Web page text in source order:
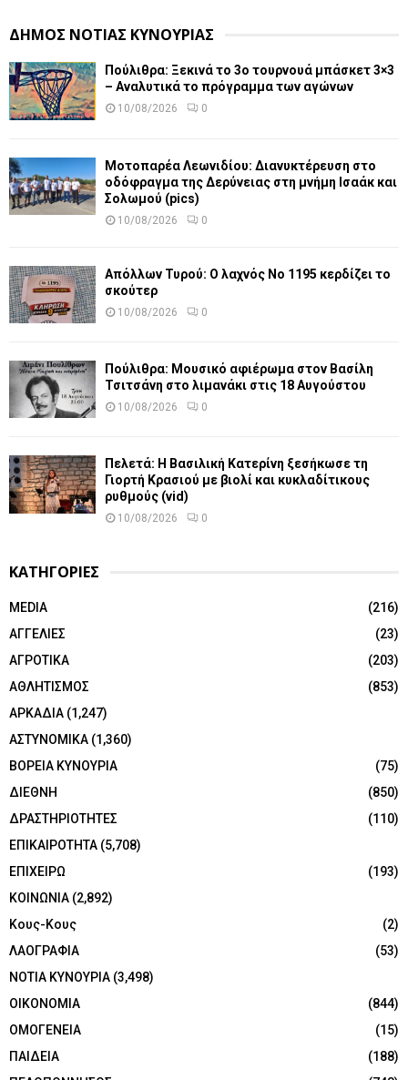
ΔΗΜΟΣ ΝΟΤΙΑΣ ΚΥΝΟΥΡΙΑΣ
Πούλιθρα: Ξεκινά το 3ο τουρνουά μπάσκετ 3×3
– Αναλυτικά το πρόγραμμα των αγώνων
10/08/2026 0
Μοτοπαρέα Λεωνιδίου: Διανυκτέρευση στο
οδόφραγμα της Δερύνειας στη μνήμη Ισαάκ και
Σολωμού (pics)
10/08/2026 0
Απόλλων Τυρού: Ο λαχνός Νο 1195 κερδίζει το
σκούτερ
10/08/2026 0
Πούλιθρα: Μουσικό αφιέρωμα στον Βασίλη
Τσιτσάνη στο λιμανάκι στις 18 Αυγούστου
10/08/2026 0
Πελετά: Η Βασιλική Κατερίνη ξεσήκωσε τη
Γιορτή Κρασιού με βιολί και κυκλαδίτικους
ρυθμούς (vid)
10/08/2026 0
ΚΑΤΗΓΟΡΙΕΣ
MEDIA
(216)
ΑΓΓΕΛΙΕΣ
(23)
ΑΓΡΟΤΙΚΑ
(203)
ΑΘΛΗΤΙΣΜΟΣ
(853)
ΑΡΚΑΔΙΑ (1,247)
ΑΣΤΥΝΟΜΙΚΑ (1,360)
ΒΟΡΕΙΑ ΚΥΝΟΥΡΙΑ
(75)
ΔΙΕΘΝΗ
(850)
ΔΡΑΣΤΗΡΙΟΤΗΤΕΣ
(110)
ΕΠΙΚΑΙΡΟΤΗΤΑ (5,708)
ΕΠΙΧΕΙΡΩ
(193)
ΚΟΙΝΩΝΙΑ (2,892)
Κους-Κους
(2)
ΛΑΟΓΡΑΦΙΑ
(53)
ΝΟΤΙΑ ΚΥΝΟΥΡΙΑ (3,498)
ΟΙΚΟΝΟΜΙΑ
(844)
ΟΜΟΓΕΝΕΙΑ
(15)
ΠΑΙΔΕΙΑ
(188)